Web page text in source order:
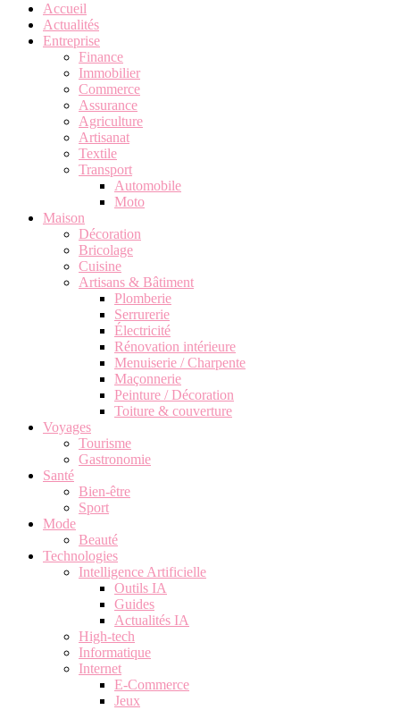
Accueil
Actualités
Entreprise
Finance
Immobilier
Commerce
Assurance
Agriculture
Artisanat
Textile
Transport
Automobile
Moto
Maison
Décoration
Bricolage
Cuisine
Artisans & Bâtiment
Plomberie
Serrurerie
Électricité
Rénovation intérieure
Menuiserie / Charpente
Maçonnerie
Peinture / Décoration
Toiture & couverture
Voyages
Tourisme
Gastronomie
Santé
Bien-être
Sport
Mode
Beauté
Technologies
Intelligence Artificielle
Outils IA
Guides
Actualités IA
High-tech
Informatique
Internet
E-Commerce
Jeux